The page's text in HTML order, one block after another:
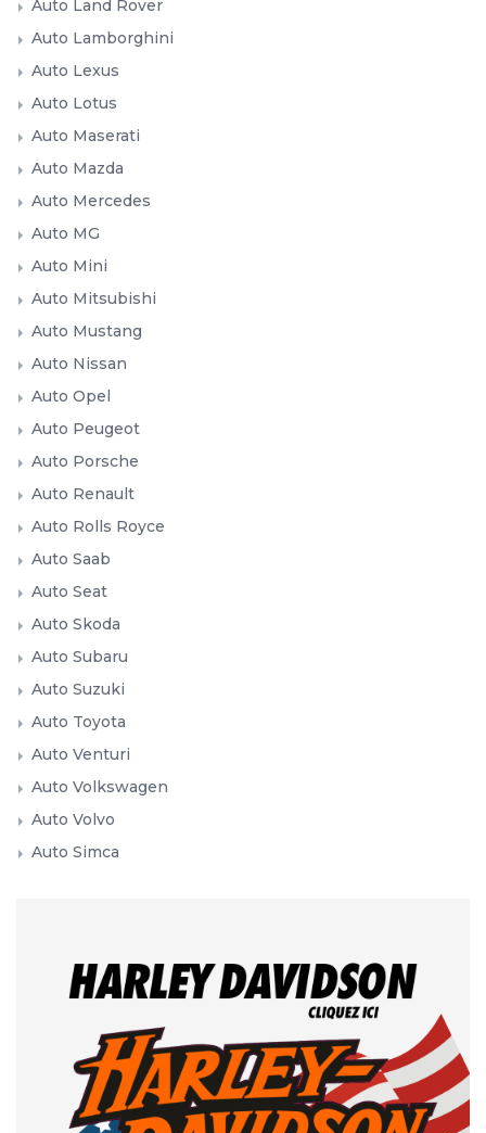
Auto Land Rover
Auto Lamborghini
Auto Lexus
Auto Lotus
Auto Maserati
Auto Mazda
Auto Mercedes
Auto MG
Auto Mini
Auto Mitsubishi
Auto Mustang
Auto Nissan
Auto Opel
Auto Peugeot
Auto Porsche
Auto Renault
Auto Rolls Royce
Auto Saab
Auto Seat
Auto Skoda
Auto Subaru
Auto Suzuki
Auto Toyota
Auto Venturi
Auto Volkswagen
Auto Volvo
Auto Simca